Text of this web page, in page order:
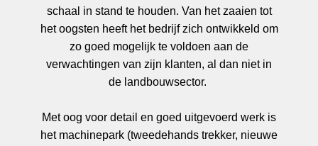
schaal in stand te houden. Van het zaaien tot
het oogsten heeft het bedrijf zich ontwikkeld om
zo goed mogelijk te voldoen aan de
verwachtingen van zijn klanten, al dan niet in
de landbouwsector.
Met oog voor detail en goed uitgevoerd werk is
het machinepark (tweedehands trekker, nieuwe